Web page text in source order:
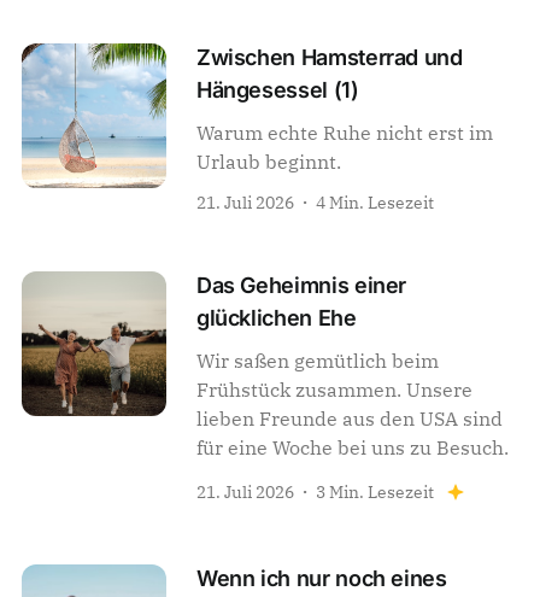
Zwischen Hamsterrad und
Hängesessel (1)
Warum echte Ruhe nicht erst im
Urlaub beginnt.
21. Juli 2026 4 Min. Lesezeit
Das Geheimnis einer
glücklichen Ehe
Wir saßen gemütlich beim
Frühstück zusammen. Unsere
lieben Freunde aus den USA sind
für eine Woche bei uns zu Besuch.
21. Juli 2026 3 Min. Lesezeit
Wenn ich nur noch eines